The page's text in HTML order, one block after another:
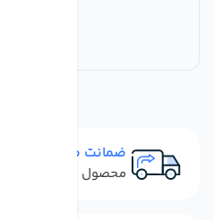
ضمانت مرجوعی
محصول نباید آسیب